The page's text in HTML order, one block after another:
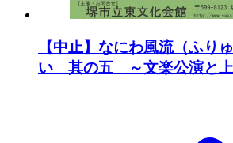
【中止】なにわ風流（ふり
い 其の五 ～文楽公演と上